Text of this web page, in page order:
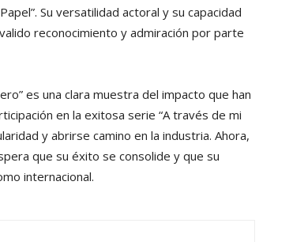
Su versatilidad actoral y su capacidad
reconocimiento y admiración por parte
es una clara muestra del impacto que han
en la exitosa serie “A través de mi
y abrirse camino en la industria. Ahora,
que su éxito se consolide y que su
internacional.